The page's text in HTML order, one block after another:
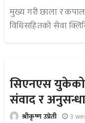
मुख्य गरी छाला र
विधिसहितको सेवा
सिएनएस युकेको
संवाद र
श्रीकृष्ण उप्रेती 3